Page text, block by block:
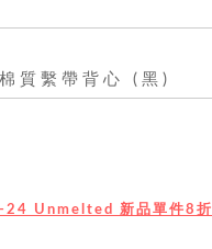
質繫帶背心 (黑)
Unmelted 新品單件8折